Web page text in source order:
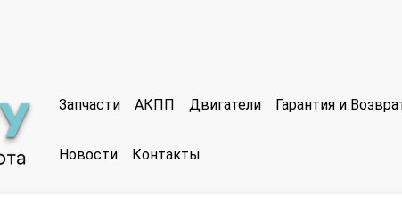
Запчасти АКПП Двигатели Гарантия и
Новости Контакты